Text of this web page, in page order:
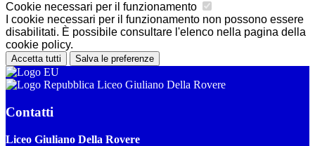
Cookie necessari per il funzionamento
I cookie necessari per il funzionamento non possono essere
disabilitati. È possibile consultare l'elenco nella pagina della
cookie policy.
Accetta tutti Salva le preferenze
Liceo Giuliano Della Rovere
Contatti
Liceo Giuliano Della Rovere